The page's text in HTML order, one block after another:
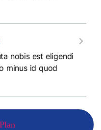
nobis est eligendi
minus id quod